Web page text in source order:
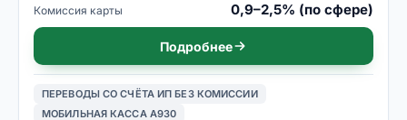
Комиссия карты 0,9–2,5% (по сфере)
Подробнее
ПЕРЕВОДЫ СО СЧЁТА ИП БЕЗ КОМИССИИ
МОБИЛЬНАЯ КАССА A930